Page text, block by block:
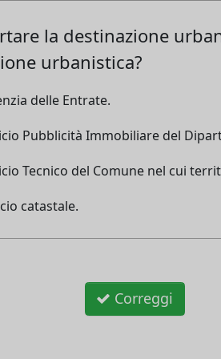
la destinazione
urbanistica?
delle Entrate.
Pubblicità Immobiliare del
Tecnico del Comune nel cui
catastale.
Correggi